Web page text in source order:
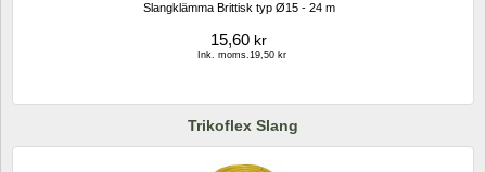
Slangklämma Brittisk typ Ø15 - 24 m
15,60 kr
Ink. moms.19,50 kr
Trikoflex Slang